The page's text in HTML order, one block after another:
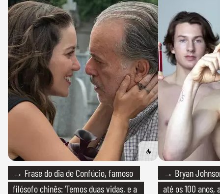
→ Frase do dia de Confúcio, famoso
filósofo chinês: 'Temos duas vidas, e a
→ Bryan
até os 100